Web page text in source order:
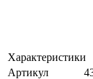
Характеристики
Артикул